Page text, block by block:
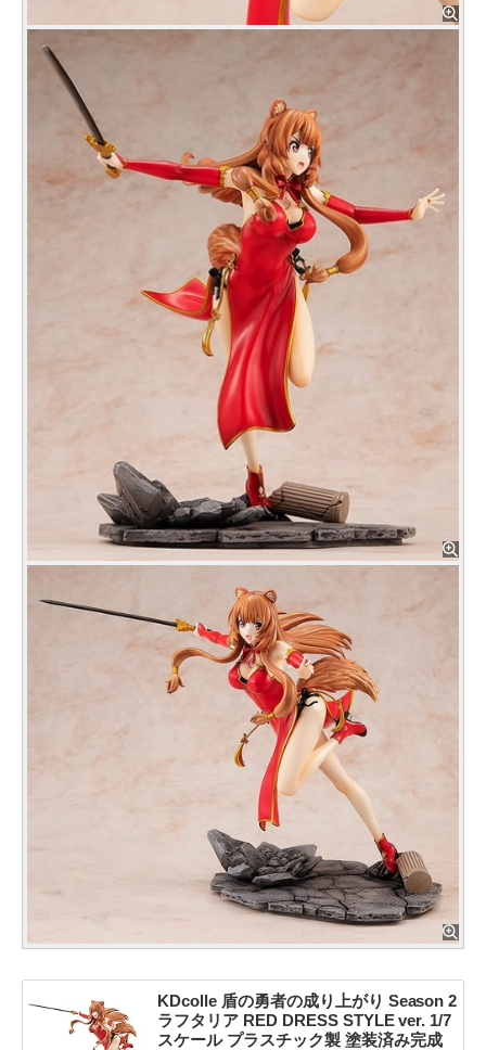
KDcolle 盾の勇者の成り上がり Season 2
ラフタリア RED DRESS STYLE ver. 1/7
スケール プラスチック製 塗装済み完成